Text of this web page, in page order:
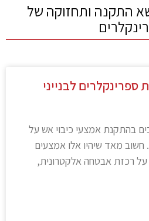
התקנה ותחזוקה של
לבנייני
בהתקנת אמצעי כיבוי אש על
חשוב מאד שיהיו אלו אמצעים
על רכזת אבטחה אלקטרונית,